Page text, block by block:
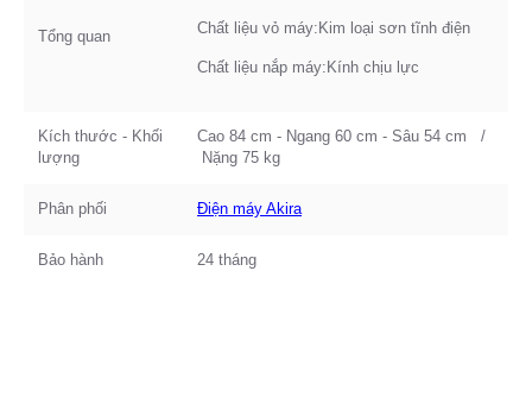
Tổng quan Chất liệu vỏ máy:Kim loại sơn tĩnh điện
Chất liệu nắp máy:Kính chịu lực
Kích thước - Khối
lượng
Cao 84 cm - Ngang 60 cm - Sâu 54 cm /
Nặng 75 kg
Phân phối Điện máy Akira
Bảo hành 24 tháng